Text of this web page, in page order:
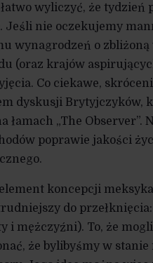
wyliczyć, że tydzień
Jeśli nie oczekujemy
wynagrodzeń o zbliżoną
(oraz krajów
Co ciekawe,
dyskusji Brytyjczyków,
łamach „The
poprawie jakości
koncepcji
do
i mężczyźni). To, że
że bylibyśmy w